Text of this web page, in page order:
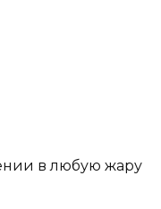
в любую жару